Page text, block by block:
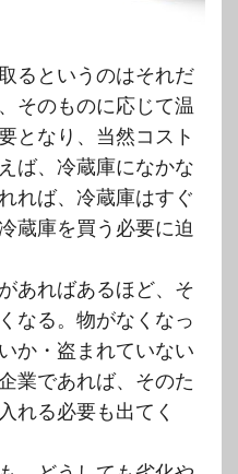
るというのはそれだ
そのものに応じて温
となり、当然コスト
ば、冷蔵庫になかな
れば、冷蔵庫はすぐ
蔵庫を買う必要に迫
あればあるほど、そ
なる。物がなくなっ
か・盗まれていない
業であれば、そのた
れる必要も出てく